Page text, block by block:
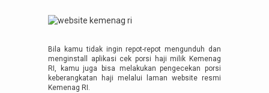
Bila kamu tidak ingin repot-repot mengunduh dan
menginstall aplikasi cek porsi haji milik Kemenag
RI, kamu juga bisa melakukan pengecekan porsi
keberangkatan haji melalui laman website resmi
Kemenag RI.